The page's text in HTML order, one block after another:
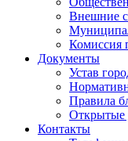
Внешние
Комиссия
Документы
Устав
Правила
Открытые
Контакты